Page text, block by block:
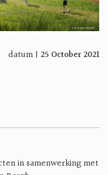
datum | 25 October 2021
in samenwerking met